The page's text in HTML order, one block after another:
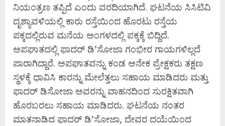
ನಿಯಂತ್ರಣ ತಪ್ಪಿದೆ ಎಂದು ವರದಿಯಾಗಿದೆ. ಘಟನೆಯ ಸಿಸಿಟಿವಿ
ದೃಶ್ಯಾವಳಿಯಲ್ಲಿ ಕಾರು ರಸ್ತೆಯಿಂದ ಹೊರಟು ರಸ್ತೆಯ
ಪಕ್ಕದಲ್ಲಿರುವ ಮನೆಯ ಅಂಗಳದಲ್ಲಿ ಪಕ್ಕಕ್ಕೆ ಬಿದ್ದಿದೆ.
ಅಪಘಾತದಲ್ಲಿ ಫಾದರ್ ಡಿ’ಸೋಜಾ ಗಂಭೀರ ಗಾಯಗಳಿಲ್ಲದೆ
ಪಾರಾಗಿದ್ದಾರೆ. ಅಪಘಾತವನ್ನು ಕಂಡ ಅನೇಕ ಪ್ರೇಕ್ಷಕರು ತಕ್ಷಣ
ಸ್ಥಳಕ್ಕೆ ಧಾವಿಸಿ ಕಾರನ್ನು ಮೇಲೆತ್ತಲು ಸಹಾಯ ಮಾಡಿದರು ಮತ್ತು
ಫಾದರ್ ಡಿಸೋಜಾ ಅವರನ್ನು ವಾಹನದಿಂದ ಸುರಕ್ಷಿತವಾಗಿ
ಹೊರಬರಲು ಸಹಾಯ ಮಾಡಿದರು. ಘಟನೆಯ ನಂತರ
ಮಾತನಾಡಿದ ಫಾದರ್ ಡಿ’ಸೋಜಾ, ದೇವರ ದಯೆಯಿಂದ